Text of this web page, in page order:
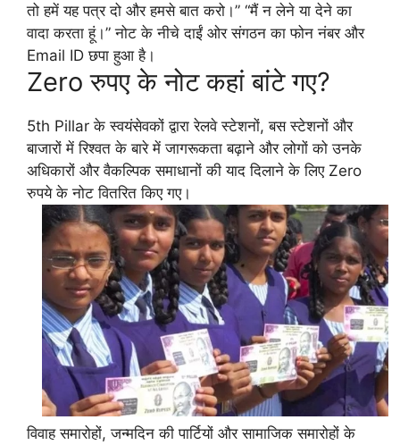
तो हमें यह पत्र दो और हमसे बात करो।” “मैं न लेने या देने का
वादा करता हूं।” नोट के नीचे दाईं ओर संगठन का फोन नंबर और
Email ID छपा हुआ है।
Zero रुपए के नोट कहां बांटे गए?
5th Pillar के स्वयंसेवकों द्वारा रेलवे स्टेशनों, बस स्टेशनों और
बाजारों में रिश्वत के बारे में जागरूकता बढ़ाने और लोगों को उनके
अधिकारों और वैकल्पिक समाधानों की याद दिलाने के लिए Zero
रुपये के नोट वितरित किए गए।
विवाह समारोहों, जन्मदिन की पार्टियों और सामाजिक समारोहों के